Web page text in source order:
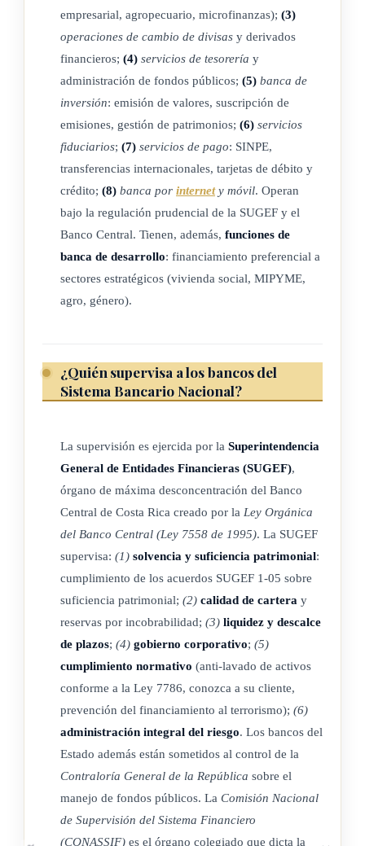
descripción de sus negocios, en la papelería o en la
publicidad, las palabras "banco", o "establecimiento
bancario" o derivados de estos términos que califiquen sus
actividades como de carácter bancario. Toda persona natural
o jurídica que contravenga esta disposición será requerida por
el Superintendente General (*) de la Superintendencia
General de Entidades Finacieras (*), mediante carta
certificada, para que suspenda inmediatamente sus
actividades ilegales. El infractor pagará una multa inicial de
¢2.178.577,84(*), así como ¢ 43.570,16(*) por cada día que
continúe infringiendo la ley. Igual pena e iguales requisitos se
aplicarán a cualquier persona natural o jurídica que ejecute o
anuncie la ejecución de operaciones que, en virtud de las
leyes respectivas, estén reservadas de modo exclusivo a las
les corresponda.
diaria, por resolución N° SGF-1984-2025 del 1° de setiembre
de 2025)
En caso de incumplimiento de los dispuesto en este artículo,
la Superintendencia General de Entidades Financieras (*)
La certificación expedida por la Superintendencia General de
Entidades Finacieras (*) constituye título ejecutivo. La
Superintendencia General (*) revalorá los montos de las
multas cada dos años, en la misma proporción que aumente el
índice de precios que fije el Ministerio de Economía,
Industria y Comercio.
(Así reformado por ley Nº 7107 de 4 de noviembre de 1988,
artículo 4º)
(*) Así modificado el nombre del ente contralor bancario por
empresarial, agropecuario, microfinanzas); (3)
operaciones de cambio de divisas y derivados
financieros; (4) servicios de tesorería y
administración de fondos públicos; (5) banca de
inversión: emisión de valores, suscripción de
emisiones, gestión de patrimonios; (6) servicios
fiduciarios; (7) servicios de pago: SINPE,
transferencias internacionales, tarjetas de débito y
crédito; (8) banca por internety móvil. Operan
bajo la regulación prudencial de la SUGEF y el
Banco Central. Tienen, además, funciones de
banca de desarrollo: financiamiento preferencial a
sectores estratégicos (vivienda social, MIPYME,
agro, género).
¿Quién supervisa a los bancos del
Sistema Bancario Nacional?
La supervisión es ejercida por la Superintendencia
General de Entidades Financieras (SUGEF),
órgano de máxima desconcentración del Banco
Central de Costa Rica creado por la Ley Orgánica
del Banco Central (Ley 7558 de 1995). La SUGEF
supervisa: (1) solvencia y suficiencia patrimonial:
cumplimiento de los acuerdos SUGEF 1-05 sobre
suficiencia patrimonial; (2) calidad de cartera y
reservas por incobrabilidad; (3) liquidez y descalce
de plazos; (4) gobierno corporativo; (5)
cumplimiento normativo (anti-lavado de activos
conforme a la Ley 7786, conozca a su cliente,
prevención del financiamiento al terrorismo); (6)
administración integral del riesgo. Los bancos del
Estado además están sometidos al control de la
Contraloría General de la República sobre el
manejo de fondos públicos. La Comisión Nacional
de Supervisión del Sistema Financiero
(CONASSIF) es el órgano colegiado que dicta la